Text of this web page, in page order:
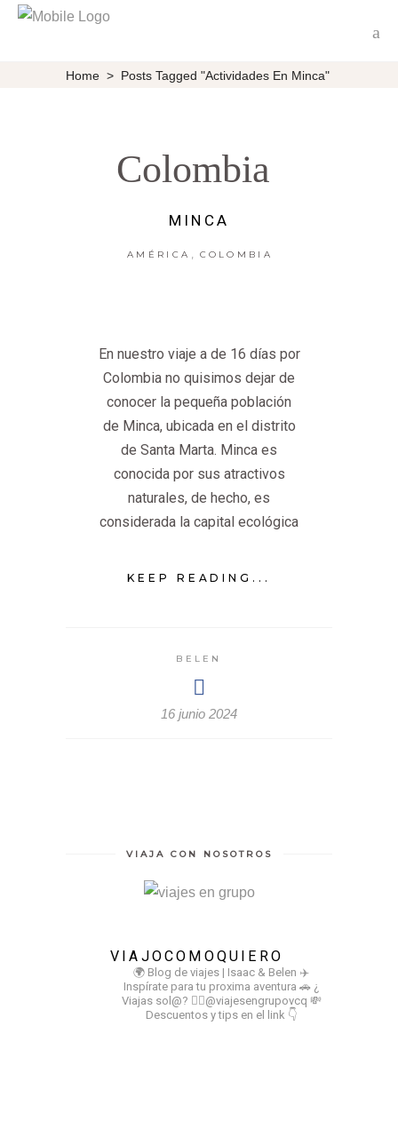
Home > Posts Tagged "actividades En Minca"
Colombia
MINCA
AMÉRICA , COLOMBIA
En nuestro viaje a de 16 días por
Colombia no quisimos dejar de
conocer la pequeña población
de Minca, ubicada en el distrito
de Santa Marta. Minca es
conocida por sus atractivos
naturales, de hecho, es
considerada la capital ecológica
KEEP READING...
BELEN
16 junio 2024
VIAJA CON NOSOTROS
VIAJOCOMOQUIERO
🌍 Blog de viajes | Isaac & Belen ✈️
Inspírate para tu proxima aventura 🚗 ¿
Viajas sol@? 👉🏻@viajesengrupovcq 💸
Descuentos y tips en el link 👇